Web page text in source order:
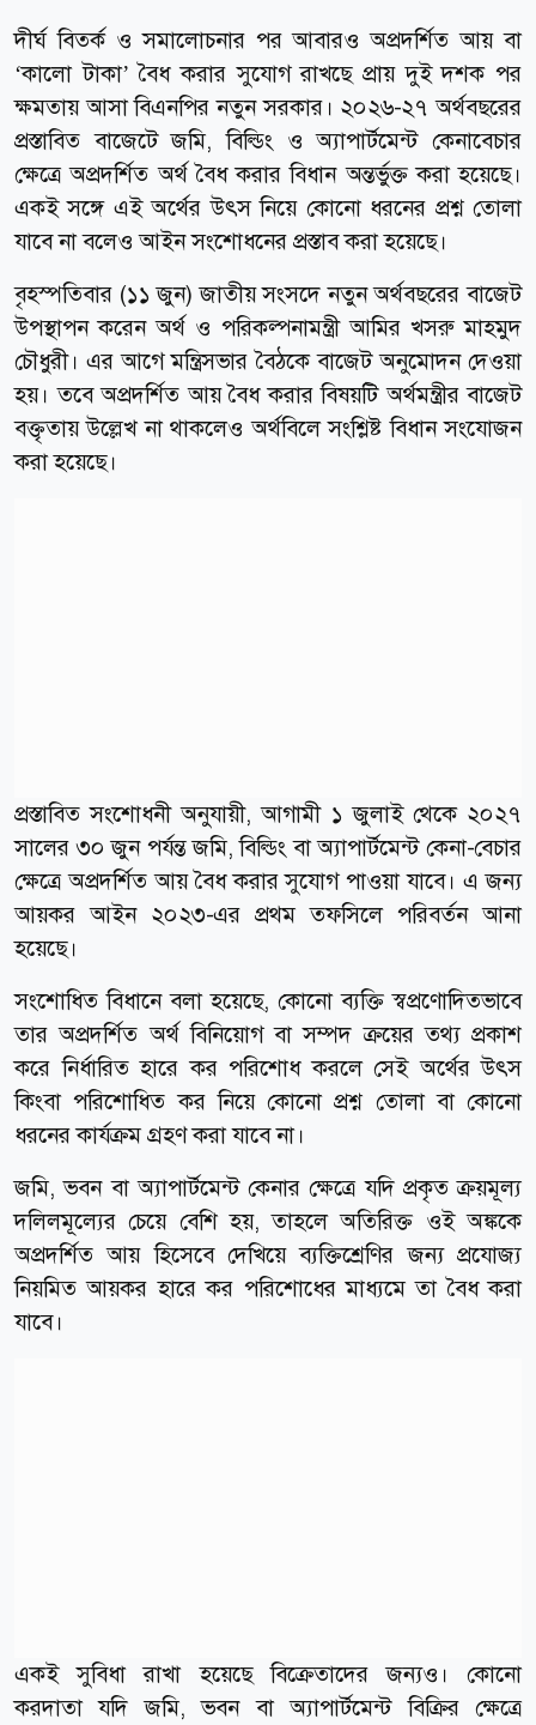
দীর্ঘ বিতর্ক ও সমালোচনার পর আবারও অপ্রদর্শিত আয় বা
‘কালো টাকা’ বৈধ করার সুযোগ রাখছে প্রায় দুই দশক পর
ক্ষমতায় আসা বিএনপির নতুন সরকার। ২০২৬-২৭ অর্থবছরের
প্রস্তাবিত বাজেটে জমি, বিল্ডিং ও অ্যাপার্টমেন্ট কেনাবেচার
ক্ষেত্রে অপ্রদর্শিত অর্থ বৈধ করার বিধান অন্তর্ভুক্ত করা হয়েছে।
একই সঙ্গে এই অর্থের উৎস নিয়ে কোনো ধরনের প্রশ্ন তোলা
যাবে না বলেও আইন সংশোধনের প্রস্তাব করা হয়েছে।
বৃহস্পতিবার (১১ জুন) জাতীয় সংসদে নতুন অর্থবছরের বাজেট
উপস্থাপন করেন অর্থ ও পরিকল্পনামন্ত্রী আমির খসরু মাহমুদ
চৌধুরী। এর আগে মন্ত্রিসভার বৈঠকে বাজেট অনুমোদন দেওয়া
হয়। তবে অপ্রদর্শিত আয় বৈধ করার বিষয়টি অর্থমন্ত্রীর বাজেট
বক্তৃতায় উল্লেখ না থাকলেও অর্থবিলে সংশ্লিষ্ট বিধান সংযোজন
করা হয়েছে।
প্রস্তাবিত সংশোধনী অনুযায়ী, আগামী ১ জুলাই থেকে ২০২৭
সালের ৩০ জুন পর্যন্ত জমি, বিল্ডিং বা অ্যাপার্টমেন্ট কেনা-বেচার
ক্ষেত্রে অপ্রদর্শিত আয় বৈধ করার সুযোগ পাওয়া যাবে। এ জন্য
আয়কর আইন ২০২৩-এর প্রথম তফসিলে পরিবর্তন আনা
হয়েছে।
সংশোধিত বিধানে বলা হয়েছে, কোনো ব্যক্তি স্বপ্রণোদিতভাবে
তার অপ্রদর্শিত অর্থ বিনিয়োগ বা সম্পদ ক্রয়ের তথ্য প্রকাশ
করে নির্ধারিত হারে কর পরিশোধ করলে সেই অর্থের উৎস
কিংবা পরিশোধিত কর নিয়ে কোনো প্রশ্ন তোলা বা কোনো
ধরনের কার্যক্রম গ্রহণ করা যাবে না।
জমি, ভবন বা অ্যাপার্টমেন্ট কেনার ক্ষেত্রে যদি প্রকৃত ক্রয়মূল্য
দলিলমূল্যের চেয়ে বেশি হয়, তাহলে অতিরিক্ত ওই অঙ্ককে
অপ্রদর্শিত আয় হিসেবে দেখিয়ে ব্যক্তিশ্রেণির জন্য প্রযোজ্য
নিয়মিত আয়কর হারে কর পরিশোধের মাধ্যমে তা বৈধ করা
যাবে।
একই সুবিধা রাখা হয়েছে বিক্রেতাদের জন্যও। কোনো
করদাতা যদি জমি, ভবন বা অ্যাপার্টমেন্ট বিক্রির ক্ষেত্রে